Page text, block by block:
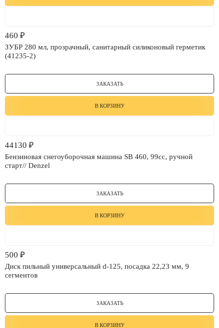
460 ₽
ЗУБР 280 мл, прозрачный, санитарный силиконовый герметик
(41235-2)
ЗАКАЗАТЬ
В КОРЗИНУ
44130 ₽
Бензиновая снегоуборочная машина SB 460, 99cc, ручной
старт// Denzel
ЗАКАЗАТЬ
В КОРЗИНУ
500 ₽
Диск пильный универсальный d-125, посадка 22,23 мм, 9
сегментов
ЗАКАЗАТЬ
В КОРЗИНУ